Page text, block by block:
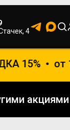
4
15% от